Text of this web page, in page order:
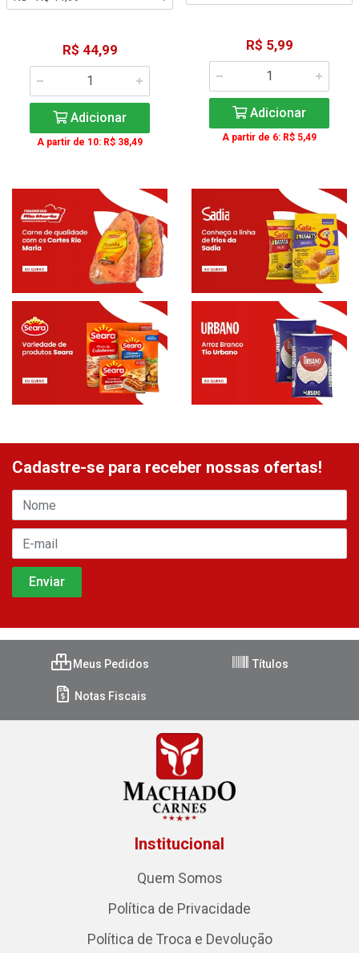
R$ 44,99
Adicionar
A partir de 10: R$ 38,49
R$ 5,99
Adicionar
A partir de 6: R$ 5,49
Cadastre-se para receber nossas ofertas!
Meus Pedidos Títulos
Notas Fiscais
Institucional
Quem Somos
Política de Privacidade
Política de Troca e Devolução